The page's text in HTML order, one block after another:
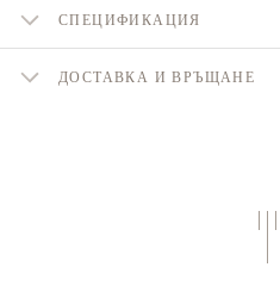
СПЕЦИФИКАЦИЯ
ДОСТАВКА И ВРЪЩАНЕ